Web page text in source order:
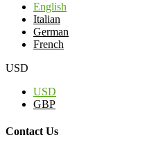
English
Italian
German
French
USD
USD
GBP
Contact Us